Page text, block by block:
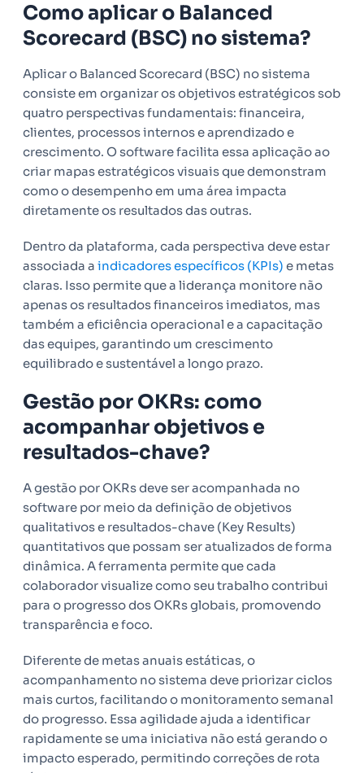
Como aplicar o Balanced
Scorecard (BSC) no sistema?
Aplicar o Balanced Scorecard (BSC) no sistema
consiste em organizar os objetivos estratégicos sob
quatro perspectivas fundamentais: financeira,
clientes, processos internos e aprendizado e
crescimento. O software facilita essa aplicação ao
criar mapas estratégicos visuais que demonstram
como o desempenho em uma área impacta
diretamente os resultados das outras.
Dentro da plataforma, cada perspectiva deve estar
associada a indicadores específicos (KPIs) e metas
claras. Isso permite que a liderança monitore não
apenas os resultados financeiros imediatos, mas
também a eficiência operacional e a capacitação
das equipes, garantindo um crescimento
equilibrado e sustentável a longo prazo.
Gestão por OKRs: como
acompanhar objetivos e
resultados-chave?
A gestão por OKRs deve ser acompanhada no
software por meio da definição de objetivos
qualitativos e resultados-chave (Key Results)
quantitativos que possam ser atualizados de forma
dinâmica. A ferramenta permite que cada
colaborador visualize como seu trabalho contribui
para o progresso dos OKRs globais, promovendo
transparência e foco.
Diferente de metas anuais estáticas, o
acompanhamento no sistema deve priorizar ciclos
mais curtos, facilitando o monitoramento semanal
do progresso. Essa agilidade ajuda a identificar
rapidamente se uma iniciativa não está gerando o
impacto esperado, permitindo correções de rota